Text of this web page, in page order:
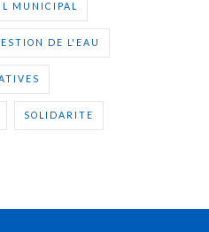
MUNICIPAL
DE L'EAU
SOLIDARITE